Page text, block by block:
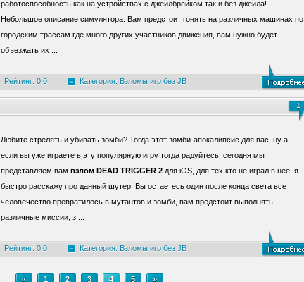
работоспособность как на устройствах с джейлбрейком так и без джейла!
Небольшое описание симулятора: Вам предстоит гонять на различных машинах по
городским трассам где много других участников движения, вам нужно будет
объезжать их ...
Рейтинг: 0.0 Категория: Взломы игр без JB
1
Любите стрелять и убивать зомби? Тогда этот зомби-апокалипсис для вас, ну а
если вы уже играете в эту популярную игру тогда радуйтесь, сегодня мы
представляем вам взлом DEAD TRIGGER 2 для iOS, для тех кто не играл в нее, я
быстро расскажу про данный шутер! Вы остаетесь один после конца света все
человечество превратилось в мутантов и зомби, вам предстоит выполнять
различные миссии, з ...
Рейтинг: 0.0 Категория: Взломы игр без JB
« 1 2 3 4 5 »